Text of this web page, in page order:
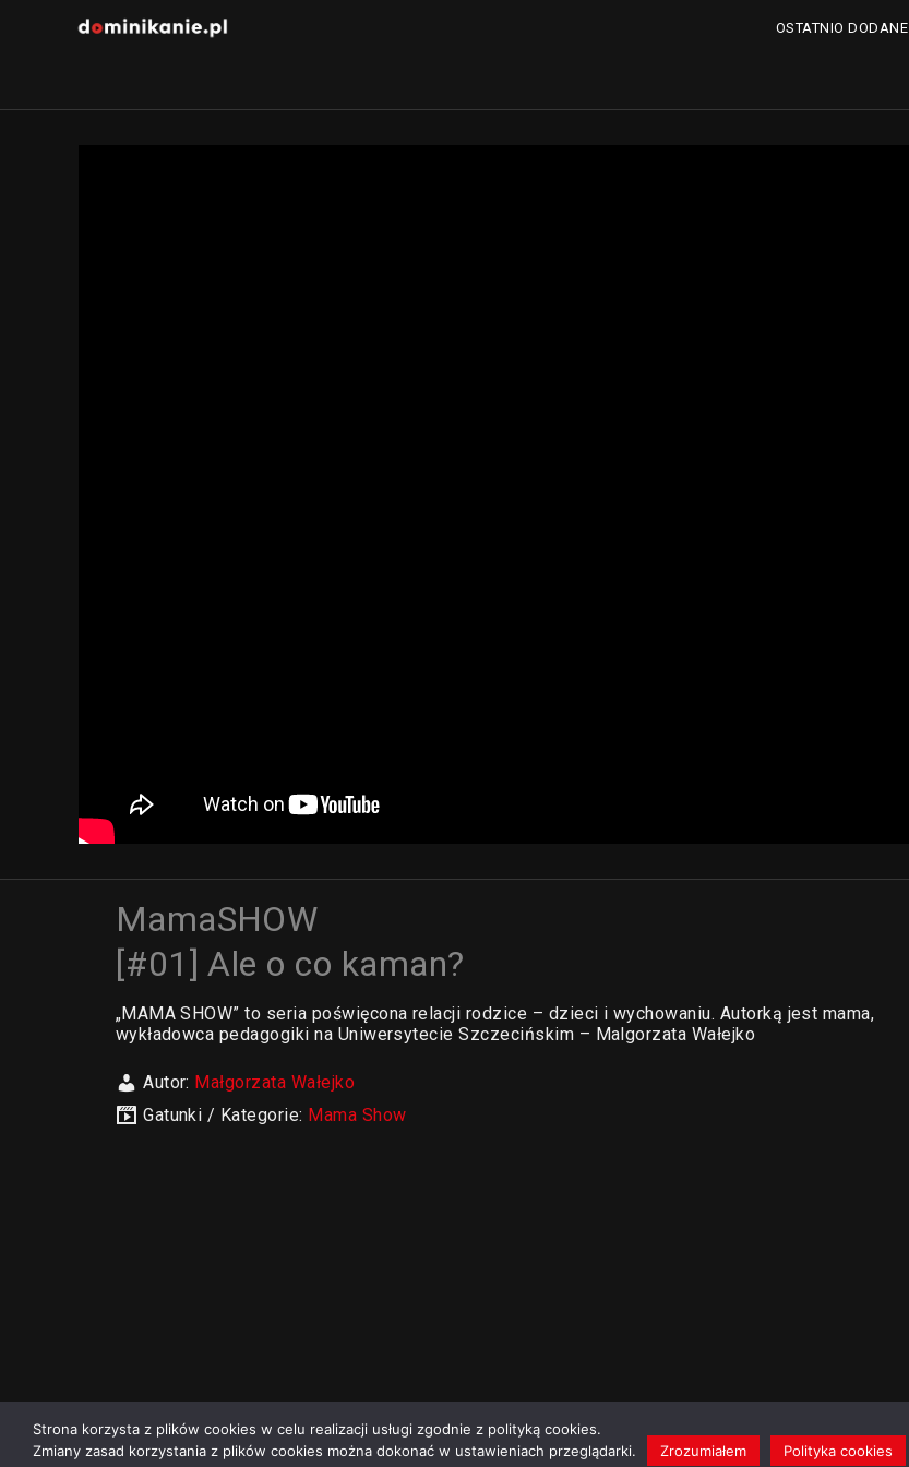
OSTATNIO DODANE
MamaSHOW
[#01] Ale o co kaman?
„MAMA SHOW” to seria poświęcona relacji rodzice – dzieci i wychowaniu. Autorką jest mama,
wykładowca pedagogiki na Uniwersytecie Szczecińskim – Malgorzata Wałejko
Autor: Małgorzata Wałejko
Gatunki / Kategorie: Mama Show
Strona korzysta z plików cookies w celu realizacji usługi zgodnie z polityką cookies.
Zmiany zasad korzystania z plików cookies można dokonać w ustawieniach przeglądarki.
Zrozumiałem Polityka cookies